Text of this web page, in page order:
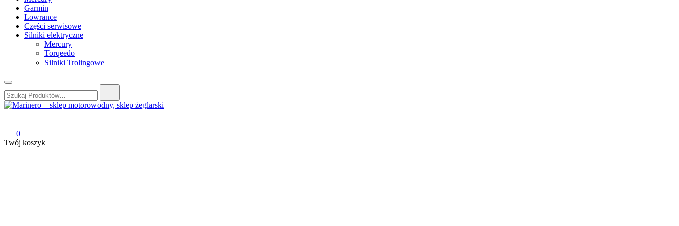
Garmin
Lowrance
Części serwisowe
Silniki elektryczne
Mercury
Torqeedo
Silniki Trolingowe
0
Twój koszyk